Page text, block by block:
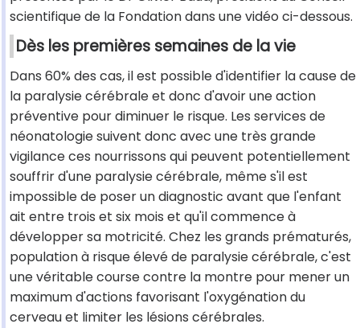
scientifique de la Fondation dans une vidéo ci-dessous.
Dès les premières semaines de la vie
Dans 60% des cas, il est possible d'identifier la cause de
la paralysie cérébrale et donc d'avoir une action
préventive pour diminuer le risque. Les services de
néonatologie suivent donc avec une très grande
vigilance ces nourrissons qui peuvent potentiellement
souffrir d'une paralysie cérébrale, même s'il est
impossible de poser un diagnostic avant que l'enfant
ait entre trois et six mois et qu'il commence à
développer sa motricité. Chez les grands prématurés,
population à risque élevé de paralysie cérébrale, c'est
une véritable course contre la montre pour mener un
maximum d'actions favorisant l'oxygénation du
cerveau et limiter les lésions cérébrales.